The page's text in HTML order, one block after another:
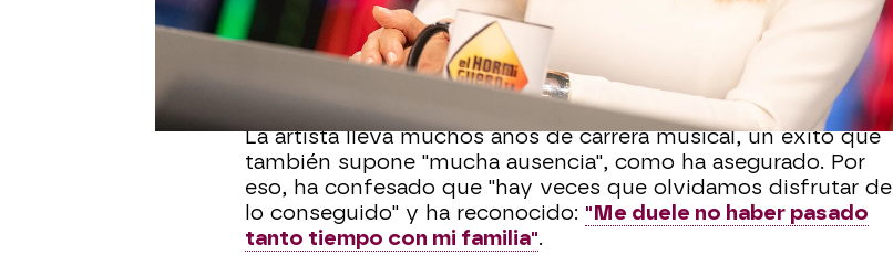
La música deMarta Sánchez
ha puesto el broche a la semana
deEl Hormiguero.La cantante ha visitado el plató para charlar
Pablo Motossobre sus últimos proyectos profesionales,
entre los que destaca su nuevo single, que se llama 'Contigo'.
La artista lleva muchos años de carrera musical, un éxito que
también supone "mucha ausencia", como ha asegurado. Por
eso, ha confesado que "hay veces que olvidamos disfrutar de
lo conseguido" y ha reconocido: "Me duele no haber pasado
tanto tiempo con mi familia".